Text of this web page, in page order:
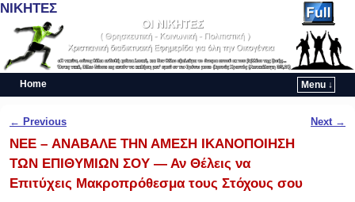
ΝΙΚΗΤΕΣ
Home
Menu ↓
Post navigation
← Previous Next →
NEE – ΑΝΑΒΑΛΕ ΤΗΝ ΑΜΕΣΗ ΙΚΑΝΟΠΟΙΗΣΗ
ΤΩΝ ΕΠΙΘΥΜΙΩΝ ΣΟΥ — Αν Θέλεις να
Επιτύχεις Μακροπρόθεσμα τους Στόχους σου